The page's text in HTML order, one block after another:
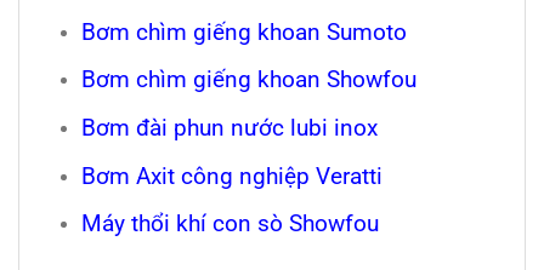
Bơm chìm giếng khoan Sumoto
Bơm chìm giếng khoan Showfou
Bơm đài phun nước lubi inox
Bơm Axit công nghiệp Veratti
Máy thổi khí con sò Showfou